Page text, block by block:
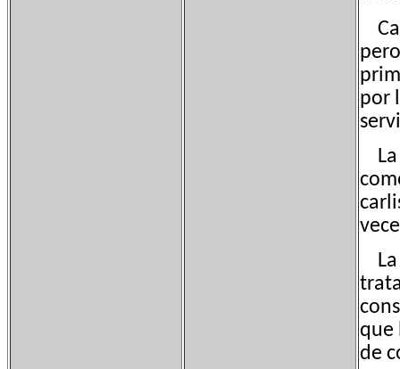
por
La
La
que
de